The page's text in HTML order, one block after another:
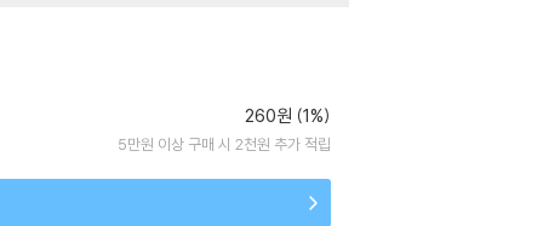
260원 (1%)
5만원 이상 구매 시 2천원 추가 적립